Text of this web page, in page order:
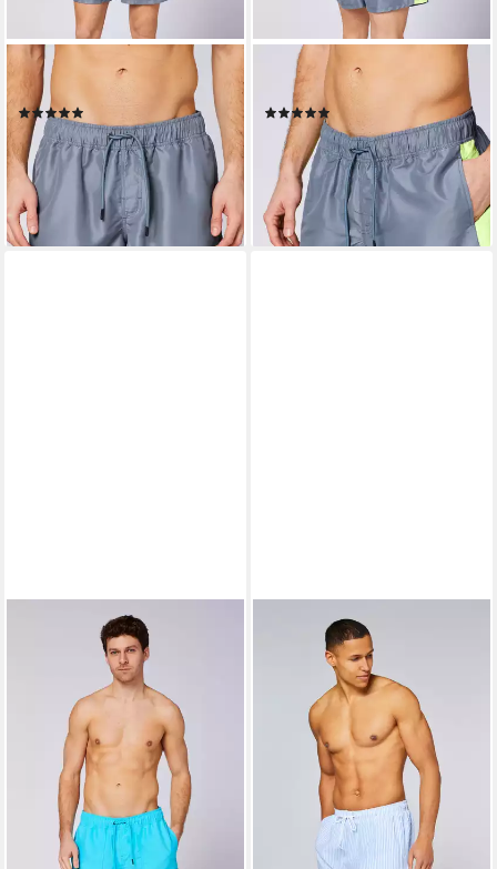
CHIEMSEE
Badeshorts
ab 18,95 € UVP34,95 €
-46%
lieferbar - in 1-2 Werktagen bei dir
CHIEMSEE
Badeshorts
(1)
ab 24,95 € UVP39,95 €
-38%
lieferbar - in 3-4 Werktagen bei dir